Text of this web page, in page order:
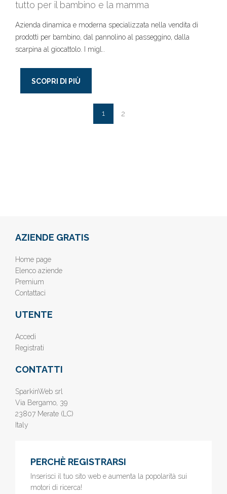
tutto per il bambino e la mamma
Azienda dinamica e moderna specializzata nella vendita di
prodotti per bambino, dal pannolino al passeggino, dalla
scarpina al giocattolo. I migl..
SCOPRI DI PIÙ
1 2
AZIENDE GRATIS
Home page
Elenco aziende
Premium
Contattaci
UTENTE
Accedi
Registrati
CONTATTI
SparkinWeb srl
Via Bergamo, 39
23807 Merate (LC)
Italy
PERCHÈ REGISTRARSI
Inserisci il tuo sito web e aumenta la popolarità sui
motori di ricerca!